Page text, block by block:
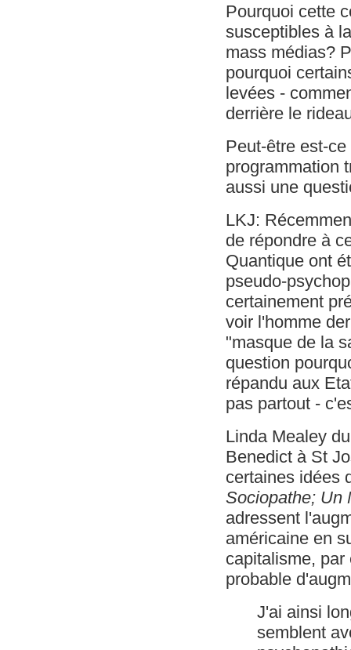
Pourquoi cette
susceptibles à
mass médias?
pourquoi
levées -
derrière le
Peut-être est-
programmation
aussi une
LKJ:
de répondre à
Quantique ont
pseudo-
certainement
voir l'homme
"masque de la
question
répandu aux
pas partout -
Linda Mealey
Benedict à St
certaines idées
Sociopathe; Un
adressent
américaine en
capitalisme,
probable
J'ai ainsi
semblent